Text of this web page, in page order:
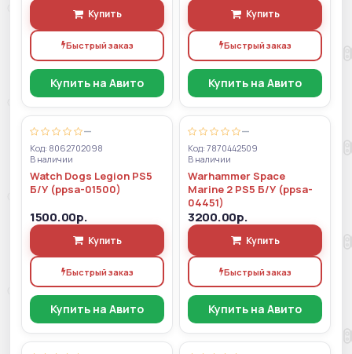
Купить
Быстрый заказ
Купить на Авито
Купить
Быстрый заказ
Купить на Авито
—
Код: 8062702098
В наличии
Watch Dogs Legion PS5
Б/У (ppsa-01500)
1500.00р.
Купить
Быстрый заказ
Купить на Авито
—
Код: 7870442509
В наличии
Warhammer Space
Marine 2 PS5 Б/У (ppsa-
04451)
3200.00р.
Купить
Быстрый заказ
Купить на Авито